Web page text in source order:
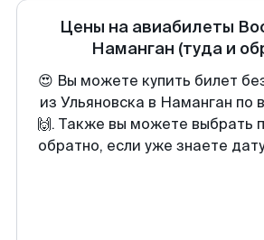
Цены на авиабилеты
Наманган (туда и
😍 Вы можете купить билет
из Ульяновска в Наманган по
🙌. Также вы можете выбрать
обратно, если уже знаете